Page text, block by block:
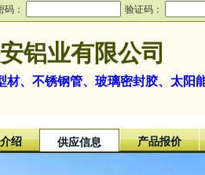
码： 验证码：
铝业有限公司
材、不锈钢管、玻璃密封胶、太阳
绍 供应信息 产品报价